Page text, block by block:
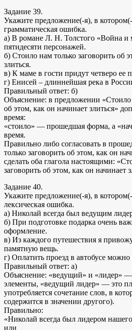
Задание 39.
Укажите предложение(-я), в
грамматическая ошибка.
а) В романе Л. Н. Толстого «Война и
пятидесяти персонажей.
б) Стоило нам только заговорить об
злиться.
в) К маме в гости придут четверо ее
г) Енисей – длиннейшая река в
Правильный ответ: б)
Объяснение: в предложении «Стоило
об этом, как он начинает злиться»
время:
«стоило» — прошедшая форма, а
время.
Правильно либо согласовать в
только заговорить об этом, как он
сделать оба глагола настоящими:
заговорить об этом, как он начинает
Задание 40.
Укажите предложение(-я), в
лексическая ошибка.
а) Николай всегда был ведущим
б) При подготовке подарка очень
оформление.
в) Из каждого путешествия я
памятную вещь.
г) Оплатить проезд в автобусе
Правильный ответ: а)
Объяснение: «ведущий» и «лидер»
элементы, «ведущий лидер» — это
употребляется сочетание слов, в
содержится в значении другого).
Правильно:
«Николай всегда был лидером
или